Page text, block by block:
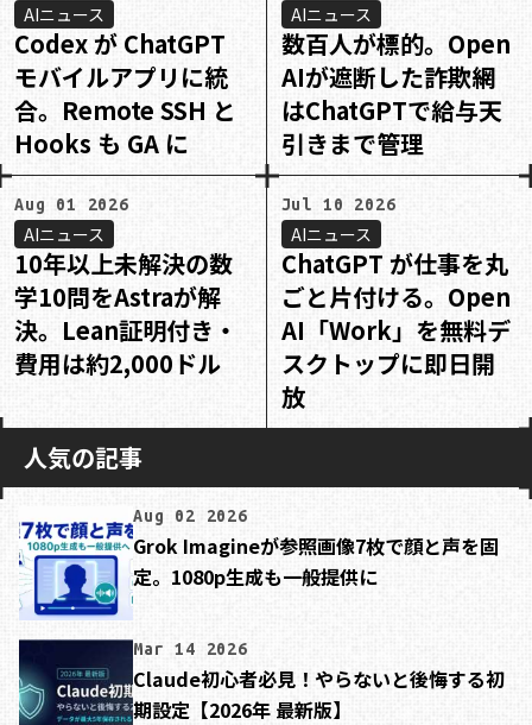
AIニュース
Codex が ChatGPT
モバイルアプリに統
合。Remote SSH と
Hooks も GA に
AIニュース
数百人が標的。Open
AIが遮断した詐欺網
はChatGPTで給与天
引きまで管理
Aug 01 2026
AIニュース
10年以上未解決の数
学10問をAstraが解
決。Lean証明付き・
費用は約2,000ドル
Jul 10 2026
AIニュース
ChatGPT が仕事を丸
ごと片付ける。Open
AI「Work」を無料デ
スクトップに即日開
放
人気の記事
Aug 02 2026
Grok Imagineが参照画像7枚で顔と声を固
定。1080p生成も一般提供に
Mar 14 2026
Claude初心者必見！やらないと後悔する初
期設定【2026年 最新版】